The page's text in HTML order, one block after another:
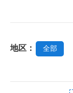
地区： 全部